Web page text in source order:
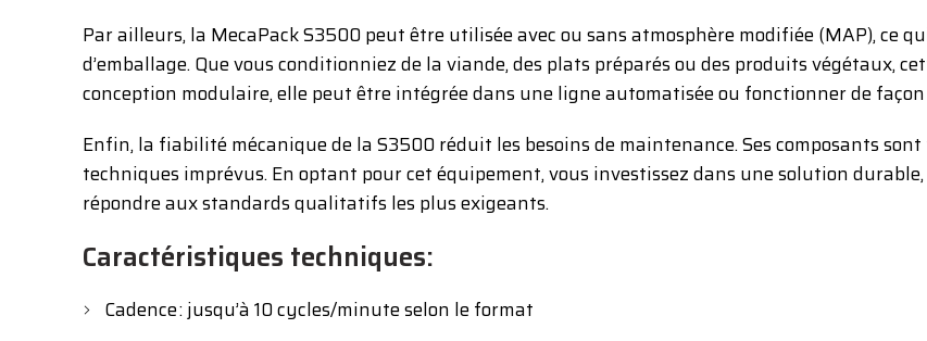
Par ailleurs, la MecaPack S3500 peut être utilisée avec ou sans atmosphère modifiée (MAP), ce
d’emballage. Que vous conditionniez de la viande, des plats préparés ou des produits végétaux,
conception modulaire, elle peut être intégrée dans une ligne automatisée ou fonctionner de
Enfin, la fiabilité mécanique de la S3500 réduit les besoins de maintenance. Ses composants
techniques imprévus. En optant pour cet équipement, vous investissez dans une solution
répondre aux standards qualitatifs les plus exigeants.
Caractéristiques techniques:
Cadence : jusqu’à 10 cycles/minute selon le format